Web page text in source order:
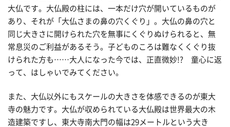
大仏です。大仏殿の柱には、一本だけ穴が開いているものが
あり、それが「大仏さまの鼻の穴くぐり」。大仏の鼻の穴と
同じ大きさに開けられた穴を無事にくぐりぬけられると、無
常息災のご利益があるそう。子どものころは難なくくぐり抜
けられた方も……大人になった今では、正直微妙!? 童心に返
って、はしゃいでみてください。
また、大仏以外にもスケールの大きさを体感できるのが東大
寺の魅力です。大仏が収められている大仏殿は世界最大の木
造建築ですし、東大寺南大門の幅は29メートルという大き